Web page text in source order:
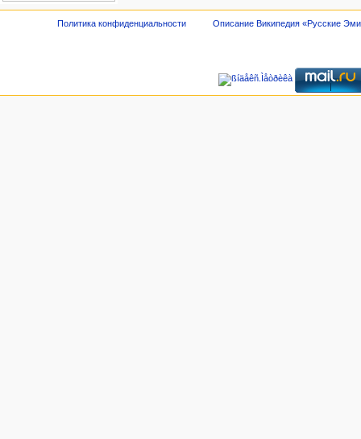
Политика конфиденциальности Описание Википедия «Русские